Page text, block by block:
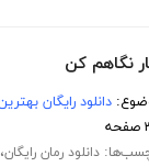
نگاهم کن
دانلود رایگان
دانلود رمان رایگان